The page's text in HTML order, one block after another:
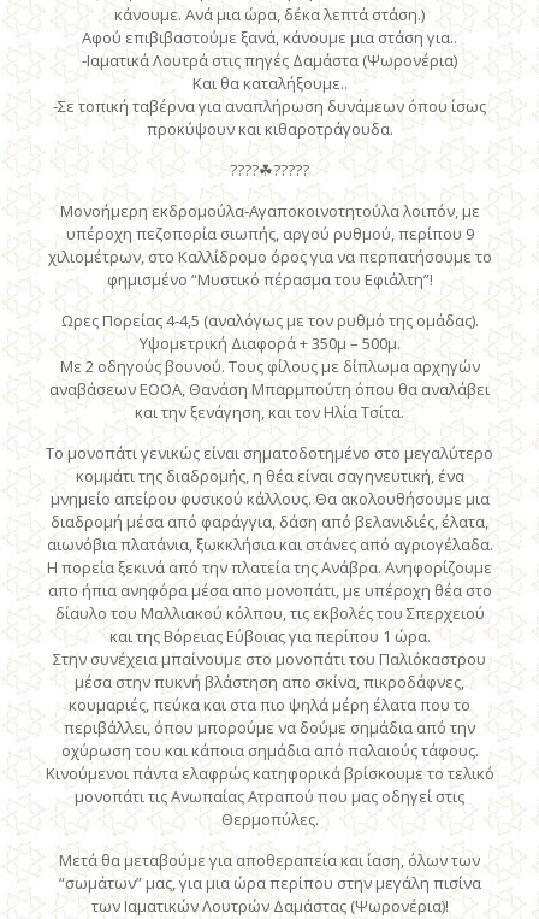
κάνουμε. Ανά μια ώρα, δέκα λεπτά στάση.)
Αφού επιβιβαστούμε ξανά, κάνουμε μια στάση για..
-Ιαματικά Λουτρά στις πηγές Δαμάστα (Ψωρονέρια)
Και θα καταλήξουμε..
-Σε τοπική ταβέρνα για αναπλήρωση δυνάμεων όπου ίσως
προκύψουν και κιθαροτράγουδα.
????☘?????
Μονοήμερη εκδρομούλα-Αγαποκοινοτητούλα λοιπόν, με
υπέροχη πεζοπορία σιωπής, αργού ρυθμού, περίπου 9
χιλιομέτρων, στο Καλλίδρομο όρος για να περπατήσουμε το
φημισμένο “Μυστικό πέρασμα του Εφιάλτη”!
Ωρες Πορείας 4-4,5 (αναλόγως με τον ρυθμό της ομάδας).
Υψομετρική Διαφορά + 350μ – 500μ.
Με 2 οδηγούς βουνού. Τους φίλους με δίπλωμα αρχηγών
αναβάσεων ΕΟΟΑ, Θανάση Μπαρμπούτη όπου θα αναλάβει
και την ξενάγηση, και τον Ηλία Τσίτα.
Το μονοπάτι γενικώς είναι σηματοδοτημένο στο μεγαλύτερο
κομμάτι της διαδρομής, η θέα είναι σαγηνευτική, ένα
μνημείο απείρου φυσικού κάλλους. Θα ακολουθήσουμε μια
διαδρομή μέσα από φαράγγια, δάση από βελανιδιές, έλατα,
αιωνόβια πλατάνια, ξωκκλήσια και στάνες από αγριογέλαδα.
Η πορεία ξεκινά από την πλατεία της Ανάβρα. Ανηφορίζουμε
απο ήπια ανηφόρα μέσα απο μονοπάτι, με υπέροχη θέα στο
δίαυλο του Μαλλιακού κόλπου, τις εκβολές του Σπερχειού
και της Βόρειας Εύβοιας για περίπου 1 ώρα.
Στην συνέχεια μπαίνουμε στο μονοπάτι του Παλιόκαστρου
μέσα στην πυκνή βλάστηση απο σκίνα, πικροδάφνες,
κουμαριές, πεύκα και στα πιο ψηλά μέρη έλατα που το
περιβάλλει, όπου μπορούμε να δούμε σημάδια από την
οχύρωση του και κάποια σημάδια από παλαιούς τάφους.
Κινούμενοι πάντα ελαφρώς κατηφορικά βρίσκουμε το τελικό
μονοπάτι τις Ανωπαίας Ατραπού που μας οδηγεί στις
Θερμοπύλες.
Μετά θα μεταβούμε για αποθεραπεία και ίαση, όλων των
“σωμάτων” μας, για μια ώρα περίπου στην μεγάλη πισίνα
των Ιαματικών Λουτρών Δαμάστας (Ψωρονέρια)!